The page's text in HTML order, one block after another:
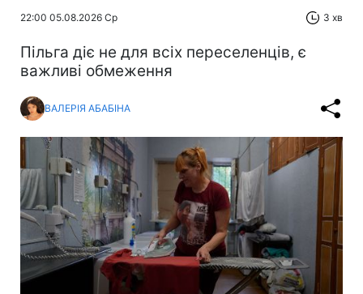
22:00 05.08.2026 Ср 3 хв
Пільга діє не для всіх переселенців, є
важливі обмеження
ВАЛЕРІЯ АБАБІНА